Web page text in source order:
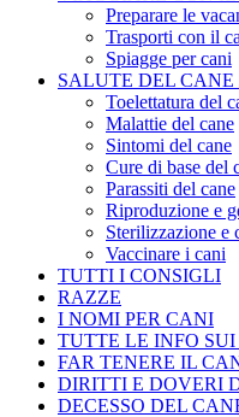
Preparare le
Trasporti con il
Spiagge per cani
SALUTE DEL CANE
Toelettatura del
Malattie del cane
Sintomi del cane
Cure di base del
Parassiti del cane
Riproduzione e
Sterilizzazione e
Vaccinare i cani
TUTTI I CONSIGLI
RAZZE
I NOMI PER CANI
TUTTE LE INFO
FAR TENERE IL
DIRITTI E DOVERI
DECESSO DEL